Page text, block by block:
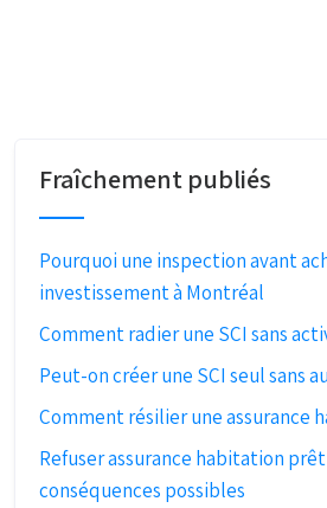
Fraîchement publiés
Pourquoi une inspection avant
investissement à Montréal
Comment radier une SCI sans
Peut-on créer une SCI seul sans
Comment résilier une assurance
Refuser assurance habitation
conséquences possibles